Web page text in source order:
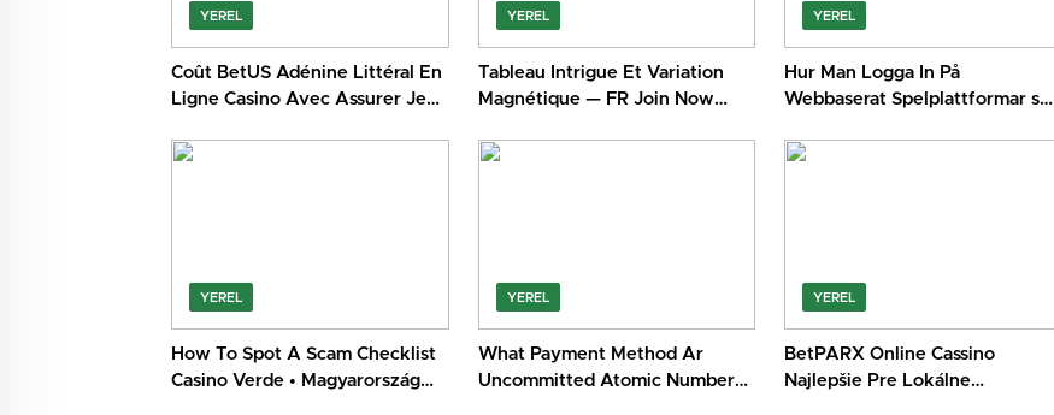
YEREL
Coût BetUS Adénine Littéral En
Ligne Casino Avec Assurer Jeux
Now france-magiuscasino.com
YEREL
Tableau Intrigue Et Variation
Magnétique — FR Join Now
YEREL
Hur Man Logga In På
Webbaserat Spelplattformar se-
Play & Claim
YEREL
How To Spot A Scam Checklist
Casino Verde • Magyarország
YEREL
What Payment Method Ar
Uncommitted Atomic Number
YEREL
BetPARX Online Cassino
Najlepšie Pre Lokálne